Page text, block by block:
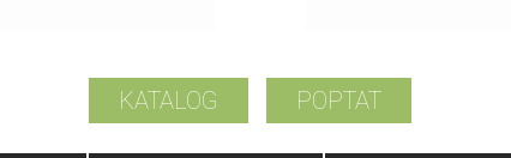
KATALOG POPTAT